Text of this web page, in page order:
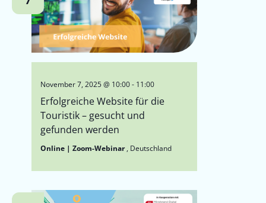
Erfolgreiche Website für die
Touristik – gesucht und
gefunden werden
November 7, 2025 @ 10:00- 11:00
Online | Zoom-Webinar, Deutschland